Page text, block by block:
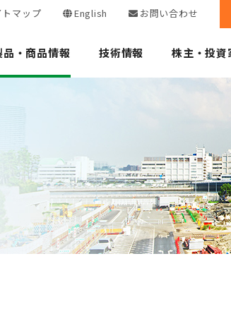
トマップ English お問い合わせ
品・商品情報 技術情報 株主・投資